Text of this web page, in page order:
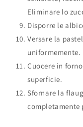
Eliminare lo
Disporre le
Versare la
uniformemente.
Cuocere in
superficie.
Sfornare la
completamente